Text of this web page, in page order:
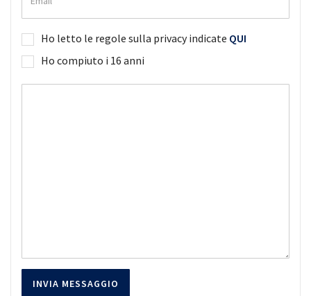
Ho letto le regole sulla privacy indicate QUI
Ho compiuto i 16 anni